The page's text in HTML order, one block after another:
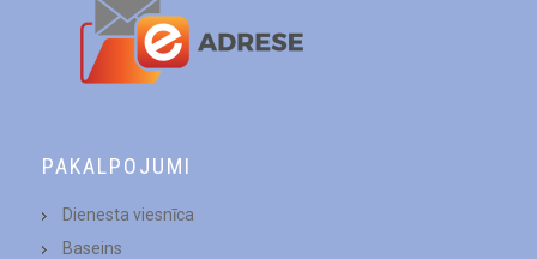
PAKALPOJUMI
Dienesta viesnīca
Baseins